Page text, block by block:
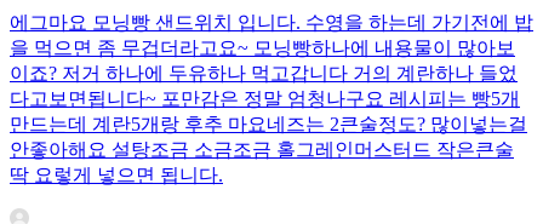
에그마요 모닝빵 샌드위치 입니다. 수영을 하는데 가기전에 밥
을 먹으면 좀 무겁더라고요~ 모닝빵하나에 내용물이 많아보
이죠? 저거 하나에 두유하나 먹고갑니다 거의 계란하나 들었
다고보면됩니다~ 포만감은 정말 엄청나구요 레시피는 빵5개
만드는데 계란5개랑 후추 마요네즈는 2큰술정도? 많이넣는걸
안좋아해요 설탕조금 소금조금 홀그레인머스터드 작은큰술
딱 요렇게 넣으면 됩니다.